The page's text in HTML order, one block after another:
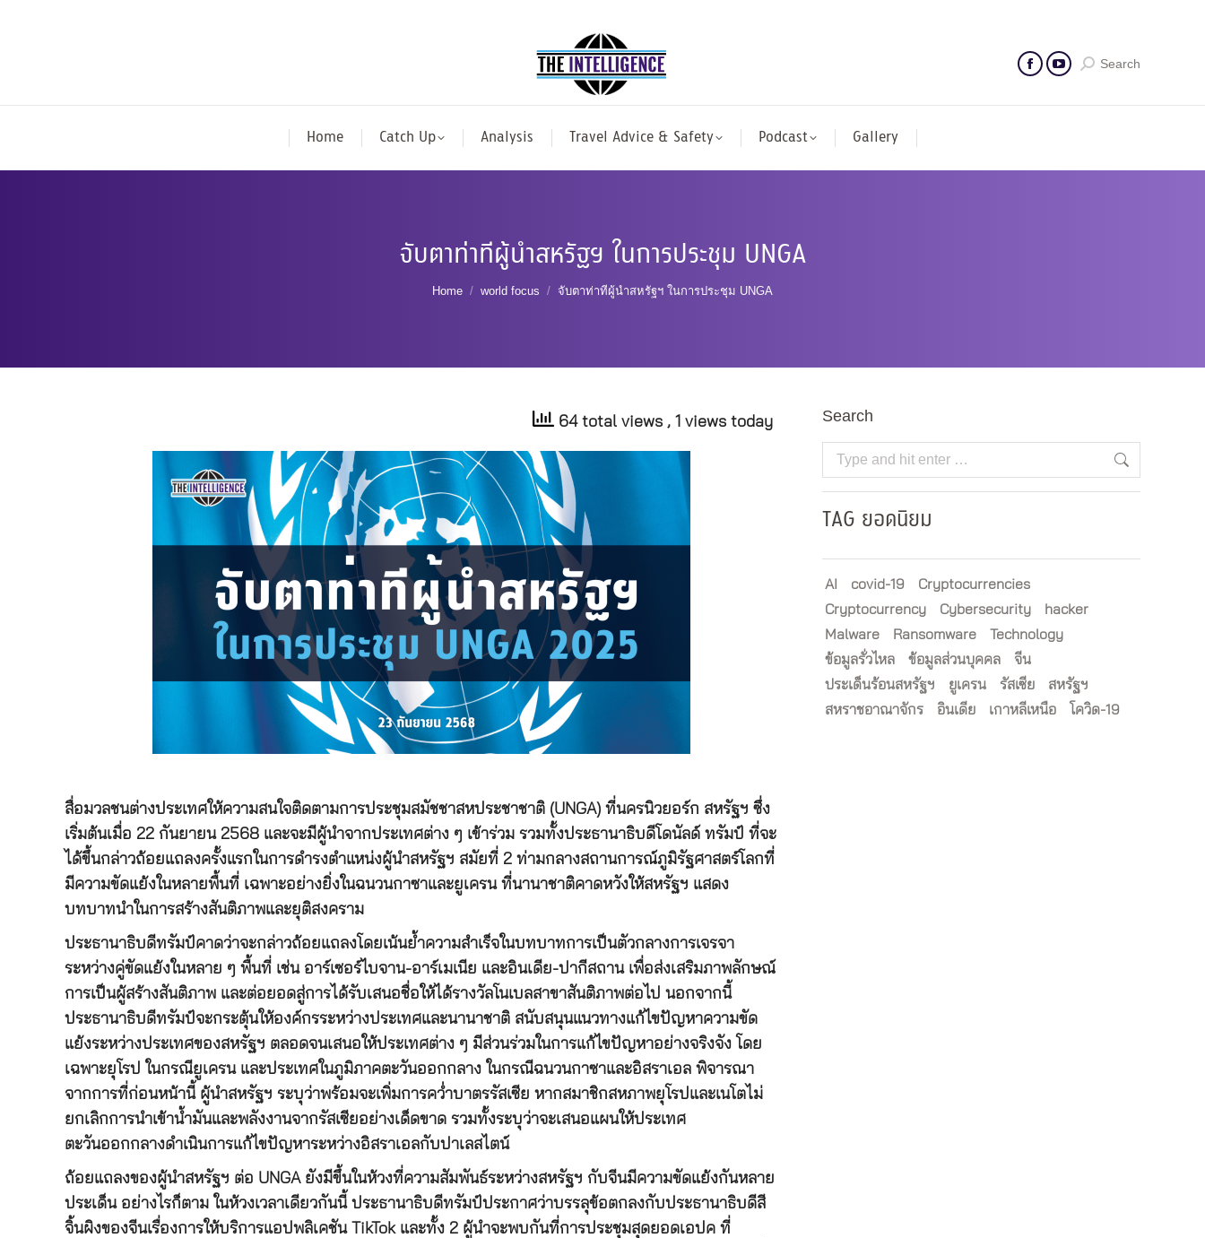
Search
Home Catch Up Analysis Travel Advice & Safety Podcast Gallery
จับตาท่าทีผู้นำสหรัฐฯ ในการประชุม UNGA
You are here:
Home world focus จับตาท่าทีผู้นำสหรัฐฯ ในการประชุม UNGA
64 total views , 1 views today
สื่อมวลชนต่างประเทศให้ความสนใจติดตามการประชุมสมัชชาสหประชาชาติ (UNGA) ที่นครนิวยอร์ก สหรัฐฯ ซึ่ง
เริ่มต้นเมื่อ 22 กันยายน 2568 และจะมีผู้นำจากประเทศต่าง ๆ เข้าร่วม รวมทั้งประธานาธิบดีโดนัลด์ ทรัมป์ ที่จะ
ได้ขึ้นกล่าวถ้อยแถลงครั้งแรกในการดำรงตำแหน่งผู้นำสหรัฐฯ สมัยที่ 2 ท่ามกลางสถานการณ์ภูมิรัฐศาสตร์โลกที่
มีความขัดแย้งในหลายพื้นที่ เฉพาะอย่างยิ่งในฉนวนกาซาและยูเครน ที่นานาชาติคาดหวังให้สหรัฐฯ แสดง
บทบาทนำในการสร้างสันติภาพและยุติสงคราม
ประธานาธิบดีทรัมป์คาดว่าจะกล่าวถ้อยแถลงโดยเน้นย้ำความสำเร็จในบทบาทการเป็นตัวกลางการเจรจา
ระหว่างคู่ขัดแย้งในหลาย ๆ พื้นที่ เช่น อาร์เซอร์ไบจาน-อาร์เมเนีย และอินเดีย-ปากีสถาน เพื่อส่งเสริมภาพลักษณ์
การเป็นผู้สร้างสันติภาพ และต่อยอดสู่การได้รับเสนอชื่อให้ได้รางวัลโนเบลสาขาสันติภาพต่อไป นอกจากนี้
ประธานาธิบดีทรัมป์จะกระตุ้นให้องค์กรระหว่างประเทศและนานาชาติ สนับสนุนแนวทางแก้ไขปัญหาความขัด
แย้งระหว่างประเทศของสหรัฐฯ ตลอดจนเสนอให้ประเทศต่าง ๆ มีส่วนร่วมในการแก้ไขปัญหาอย่างจริงจัง โดย
เฉพาะยุโรป ในกรณียูเครน และประเทศในภูมิภาคตะวันออกกลาง ในกรณีฉนวนกาซาและอิสราเอล พิจารณา
จากการที่ก่อนหน้านี้ ผู้นำสหรัฐฯ ระบุว่าพร้อมจะเพิ่มการคว่ำบาตรรัสเซีย หากสมาชิกสหภาพยุโรปและเนโตไม่
ยกเลิกการนำเข้าน้ำมันและพลังงานจากรัสเซียอย่างเด็ดขาด รวมทั้งระบุว่าจะเสนอแผนให้ประเทศ
ตะวันออกกลางดำเนินการแก้ไขปัญหาระหว่างอิสราเอลกับปาเลสไตน์
ถ้อยแถลงของผู้นำสหรัฐฯ ต่อ UNGA ยังมีขึ้นในห้วงที่ความสัมพันธ์ระหว่างสหรัฐฯ กับจีนมีความขัดแย้งกันหลาย
ประเด็น อย่างไรก็ตาม ในห้วงเวลาเดียวกันนี้ ประธานาธิบดีทรัมป์ประกาศว่าบรรลุข้อตกลงกับประธานาธิบดีสี
จิ้นผิงของจีนเรื่องการให้บริการแอปพลิเคชัน TikTok และทั้ง 2 ผู้นำจะพบกันที่การประชุมสุดยอดเอปค ที่
Search
Search:
TAG ยอดนิยม
AI covid-19
Cryptocurrencies
Cryptocurrency
Cybersecurity
hacker
Malware
Ransomware
Technology
ข้อมูลรั่วไหล
ข้อมูลส่วนบุคคล
จีน
ประเด็นร้อนสหรัฐฯ
ยูเครน รัสเซีย
สหรัฐฯ
สหราชอาณาจักร
อินเดีย เกาหลีเหนือ โควิด-19